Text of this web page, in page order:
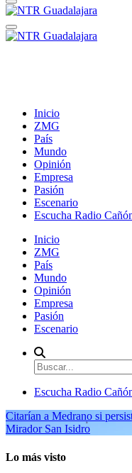
Inicio
ZMG
País
Mundo
Opinión
Empresa
Pasión
Escenario
Escucha Radio
Inicio
ZMG
País
Mundo
Opinión
Empresa
Pasión
Escenario
Escucha Radio
Citarían a Medrano si
Mirador San Isidro
Lo más visto